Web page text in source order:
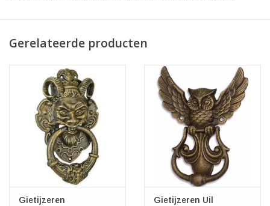
Gerelateerde producten
Gietijzeren
Gietijzeren Uil